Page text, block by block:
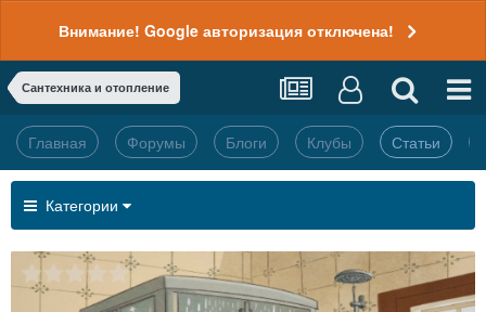
Внимание! Google авторизация отключена!
Сантехника и отопление
Главная Форумы Блоги Клубы Статьи
Категории